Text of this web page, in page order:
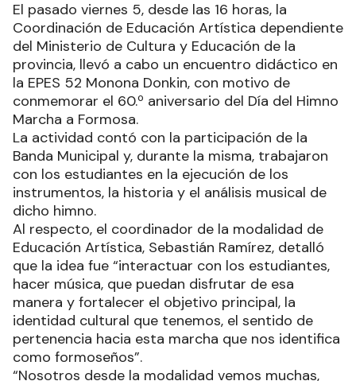
El pasado viernes 5, desde las 16 horas, la
Coordinación de Educación Artística dependiente
del Ministerio de Cultura y Educación de la
provincia, llevó a cabo un encuentro didáctico en
la EPES 52 Monona Donkin, con motivo de
conmemorar el 60.º aniversario del Día del Himno
Marcha a Formosa.
La actividad contó con la participación de la
Banda Municipal y, durante la misma, trabajaron
con los estudiantes en la ejecución de los
instrumentos, la historia y el análisis musical de
dicho himno.
Al respecto, el coordinador de la modalidad de
Educación Artística, Sebastián Ramírez, detalló
que la idea fue “interactuar con los estudiantes,
hacer música, que puedan disfrutar de esa
manera y fortalecer el objetivo principal, la